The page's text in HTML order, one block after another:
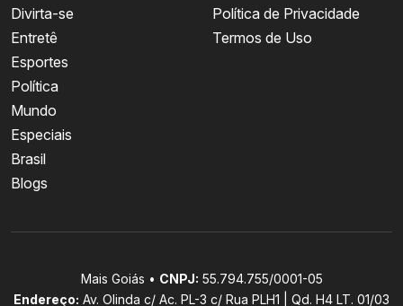
Divirta-se
Entretê
Esportes
Política
Mundo
Especiais
Brasil
Blogs
Política de Privacidade
Termos de Uso
Mais Goiás • CNPJ: 55.794.755/0001-05
Endereço: Av. Olinda c/ Ac. PL-3 c/ Rua PLH1 | Qd. H4 LT. 01/03